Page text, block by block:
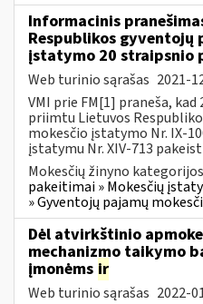
Informacinis
Respublikos gyventojų
įstatymo 20 straipsnio
Web turinio sąrašas 2021-
VMI prie FM[1] praneša, kad
priimtu Lietuvos
mokesčio įstatymo Nr. IX-
įstatymu Nr. XIV-713
Mokesčių žinyno
pakeitimai » Mokesčių
» Gyventojų pajamų
Dėl atvirkštinio
mechanizmo taikymo
įmonėms ir
Web turinio sąrašas 2022-